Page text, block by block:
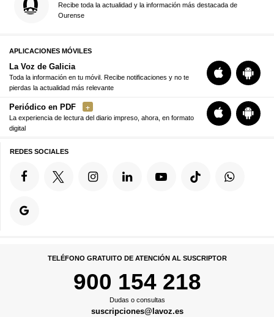
Recibe toda la actualidad y la información más destacada de
Ourense
APLICACIONES MÓVILES
La Voz de Galicia
Toda la información en tu móvil. Recibe notificaciones y no te
pierdas la actualidad más relevante
Periódico en PDF
La experiencia de lectura del diario impreso, ahora, en formato
digital
REDES SOCIALES
TELÉFONO GRATUITO DE ATENCIÓN AL SUSCRIPTOR
900 154 218
Dudas o consultas
suscripciones@lavoz.es